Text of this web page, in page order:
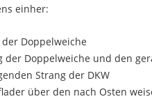
einher:
Doppelweiche
Doppelweiche und den
Strang der DKW
über den nach Osten